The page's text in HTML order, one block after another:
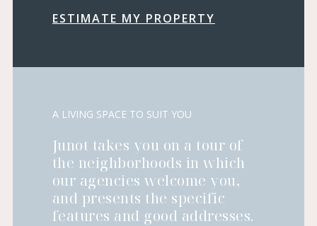
ESTIMATE MY PROPERTY
A LIVING SPACE TO SUIT YOU
Junot takes you on a tour of
the neighborhoods in which
our agencies welcome you,
and presents the specific
features and good addresses.